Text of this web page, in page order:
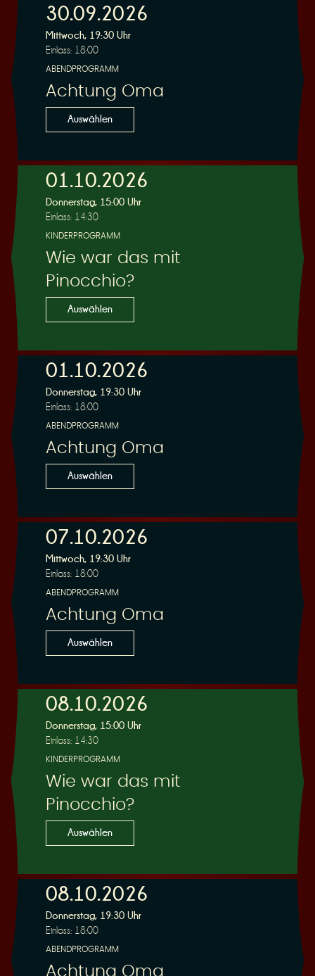
R
e
s
e
r
v
i
e
r
u
30.09.2026
Mittwoch, 19:30 Uhr
Einlass: 18:00
ABENDPROGRAMM
Achtung Oma
Auswählen
01.10.2026
Donnerstag, 15:00 Uhr
Einlass: 14:30
KINDERPROGRAMM
Wie war das mit
Pinocchio?
Auswählen
01.10.2026
Donnerstag, 19:30 Uhr
Einlass: 18:00
ABENDPROGRAMM
Achtung Oma
Auswählen
07.10.2026
Mittwoch, 19:30 Uhr
Einlass: 18:00
ABENDPROGRAMM
Achtung Oma
Auswählen
08.10.2026
Donnerstag, 15:00 Uhr
Einlass: 14:30
KINDERPROGRAMM
Wie war das mit
Pinocchio?
Auswählen
08.10.2026
Donnerstag, 19:30 Uhr
Einlass: 18:00
ABENDPROGRAMM
Achtung Oma